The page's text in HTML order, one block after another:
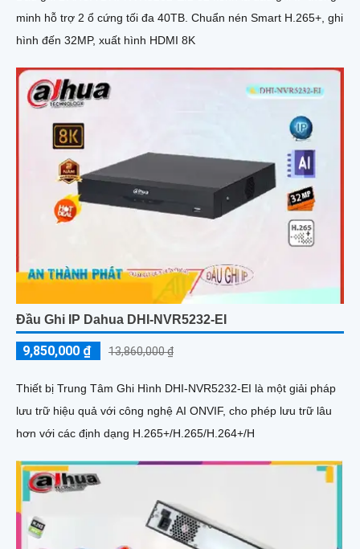
minh hỗ trợ 2 ổ cứng tối đa 40TB. Chuẩn nén Smart H.265+, ghi
hình đến 32MP, xuất hình HDMI 8K
Đầu Ghi IP Dahua DHI-NVR5232-EI
9,850,000 ₫ 13,860,000 ₫
Thiết bị Trung Tâm Ghi Hình DHI-NVR5232-EI là một giải pháp
lưu trữ hiệu quả với công nghệ AI ONVIF, cho phép lưu trữ lâu
hơn với các định dạng H.265+/H.265/H.264+/H